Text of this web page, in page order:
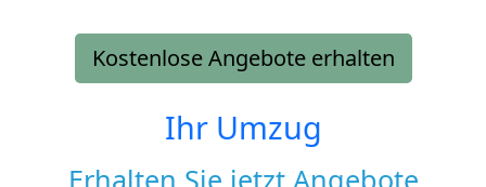
Kostenlose Angebote erhalten
Ihr Umzug
Erhalten Sie jetzt Angebote